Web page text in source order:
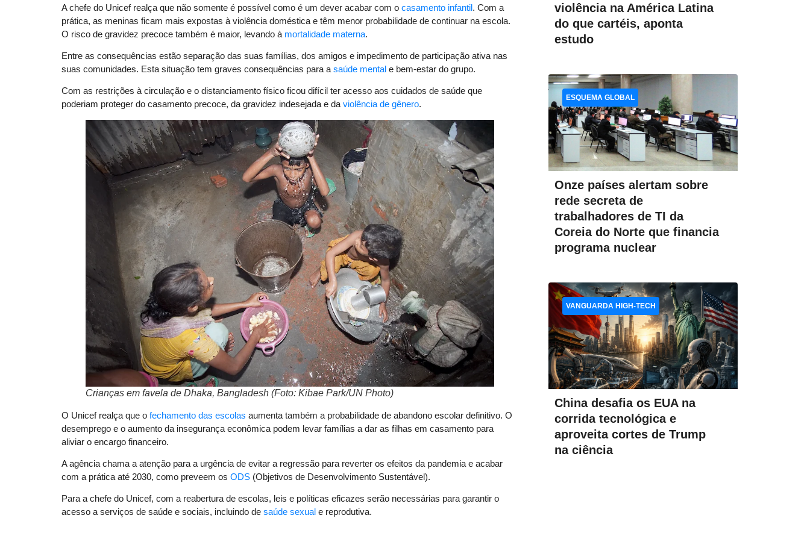
A chefe do Unicef realça que não somente é possível como é um dever acabar com o casamento infantil. Com a
prática, as meninas ficam mais expostas à violência doméstica e têm menor probabilidade de continuar na escola.
O risco de gravidez precoce também é maior, levando à mortalidade materna.
Entre as consequências estão separação das suas famílias, dos amigos e impedimento de participação ativa nas
suas comunidades. Esta situação tem graves consequências para a saúde mental e bem-estar do grupo.
Com as restrições à circulação e o distanciamento físico ficou difícil ter acesso aos cuidados de saúde que
poderiam proteger do casamento precoce, da gravidez indesejada e da violência de gênero.
Crianças em favela de Dhaka, Bangladesh (Foto: Kibae Park/UN Photo)
O Unicef realça que o fechamento das escolas aumenta também a probabilidade de abandono escolar definitivo. O
desemprego e o aumento da insegurança econômica podem levar famílias a dar as filhas em casamento para
aliviar o encargo financeiro.
A agência chama a atenção para a urgência de evitar a regressão para reverter os efeitos da pandemia e acabar
com a prática até 2030, como preveem os ODS (Objetivos de Desenvolvimento Sustentável).
Para a chefe do Unicef, com a reabertura de escolas, leis e políticas eficazes serão necessárias para garantir o
acesso a serviços de saúde e sociais, incluindo de saúde sexual e reprodutiva.
violência na América Latina
do que cartéis, aponta
estudo
Onze países alertam sobre
rede secreta de
trabalhadores de TI da
Coreia do Norte que financia
programa nuclear
ESQUEMA GLOBAL
China desafia os EUA na
corrida tecnológica e
aproveita cortes de Trump
na ciência
VANGUARDA HIGH-TECH